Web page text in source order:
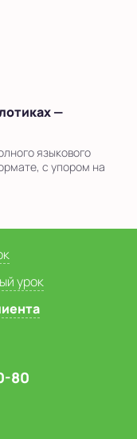
—
языкового
с упором на
урок
80